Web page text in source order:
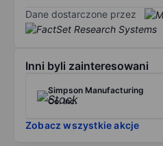
Dane dostarczone przez
Inni byli zainteresowani
Simpson Manufacturing
Co. Inc.
Zobacz wszystkie akcje